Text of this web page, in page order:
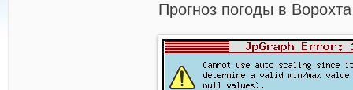
Прогноз погоды в